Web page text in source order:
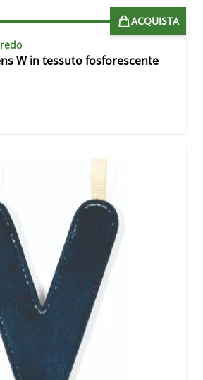
ACQUISTA
W in tessuto fosforescente